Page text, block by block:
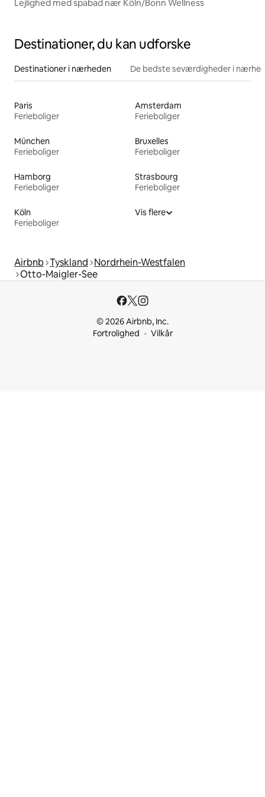
Lejlighed med spabad nær Köln/Bonn Wellness
Destinationer, du kan udforske
Destinationer i nærheden De bedste seværdigheder i
Paris
Ferieboliger
Amsterdam
Ferieboliger
München
Ferieboliger
Bruxelles
Ferieboliger
Hamborg
Ferieboliger
Strasbourg
Ferieboliger
Köln
Ferieboliger
Vis flere
Airbnb Tyskland Nordrhein-Westfalen
Otto-Maigler-See
© 2026 Airbnb, Inc.
Fortrolighed
Vilkår